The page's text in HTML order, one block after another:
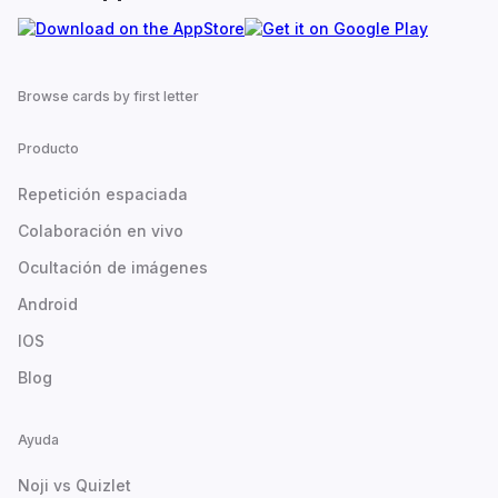
Browse cards by first letter
Producto
Repetición espaciada
Colaboración en vivo
Ocultación de imágenes
Android
IOS
Blog
Ayuda
Noji vs Quizlet